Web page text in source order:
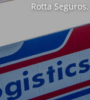
Rotta Seguros.